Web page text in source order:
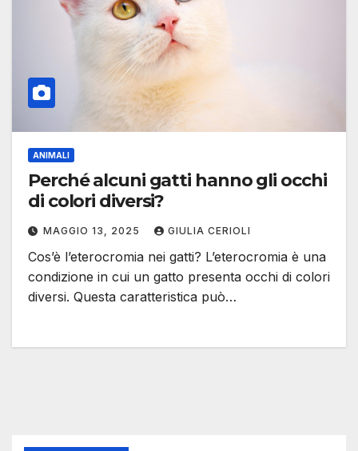
ANIMALI
Perché alcuni gatti hanno gli occhi
di colori diversi?
MAGGIO 13, 2025 GIULIA CERIOLI
Cos’è l’eterocromia nei gatti? L’eterocromia è una
condizione in cui un gatto presenta occhi di colori
diversi. Questa caratteristica può…